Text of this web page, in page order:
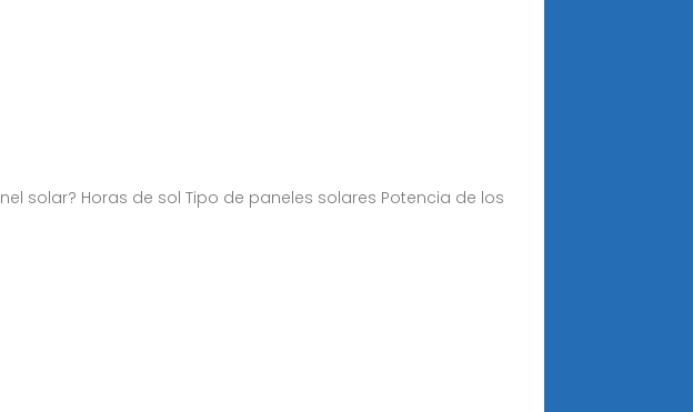
solar? Horas de sol Tipo de paneles solares Potencia de los